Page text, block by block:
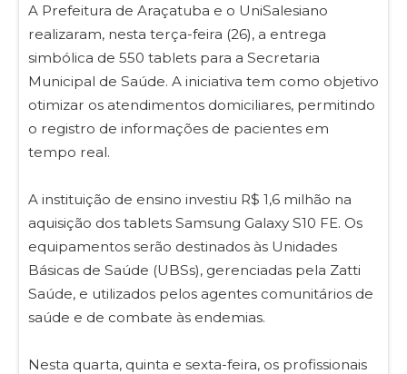
A Prefeitura de Araçatuba e o UniSalesiano
realizaram, nesta terça-feira (26), a entrega
simbólica de 550 tablets para a Secretaria
Municipal de Saúde. A iniciativa tem como objetivo
otimizar os atendimentos domiciliares, permitindo
o registro de informações de pacientes em
tempo real.
A instituição de ensino investiu R$ 1,6 milhão na
aquisição dos tablets Samsung Galaxy S10 FE. Os
equipamentos serão destinados às Unidades
Básicas de Saúde (UBSs), gerenciadas pela Zatti
Saúde, e utilizados pelos agentes comunitários de
saúde e de combate às endemias.
Nesta quarta, quinta e sexta-feira, os profissionais